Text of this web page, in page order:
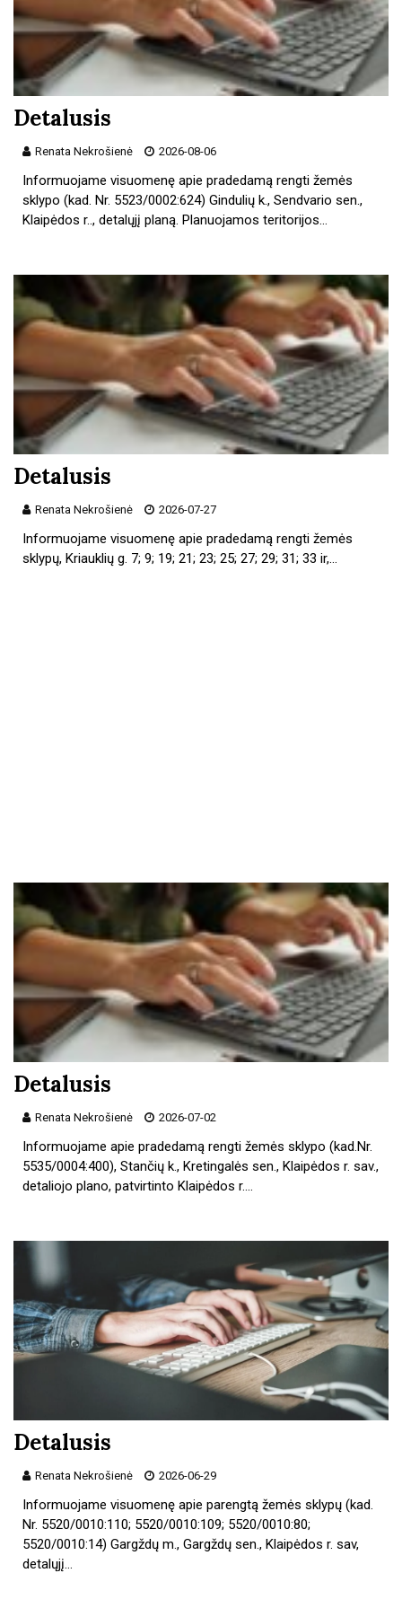
Detalusis
Renata Nekrošienė 2026-08-06
Informuojame visuomenę apie pradedamą rengti žemės
sklypo (kad. Nr. 5523/0002:624) Gindulių k., Sendvario sen.,
Klaipėdos r.., detalųjį planą. Planuojamos teritorijos…
Detalusis
Renata Nekrošienė 2026-07-27
Informuojame visuomenę apie pradedamą rengti žemės
sklypų, Kriauklių g. 7; 9; 19; 21; 23; 25; 27; 29; 31; 33 ir,…
Detalusis
Renata Nekrošienė 2026-07-02
Informuojame apie pradedamą rengti žemės sklypo (kad.Nr.
5535/0004:400), Stančių k., Kretingalės sen., Klaipėdos r. sav.,
detaliojo plano, patvirtinto Klaipėdos r.…
Detalusis
Renata Nekrošienė 2026-06-29
Informuojame visuomenę apie parengtą žemės sklypų (kad.
Nr. 5520/0010:110; 5520/0010:109; 5520/0010:80;
5520/0010:14) Gargždų m., Gargždų sen., Klaipėdos r. sav,
detalųjį…